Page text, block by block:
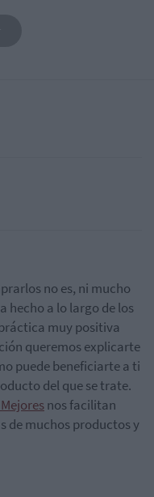
no es, ni mucho
hecho a lo largo de los
muy positiva
queremos explicarte
puede beneficiarte a ti
del que se trate.
nos facilitan
de muchos productos y